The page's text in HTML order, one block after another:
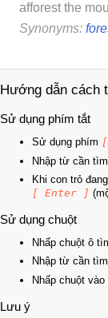
afforest the
Synonyms:
Hướng dẫn cách
Sử dụng phím tắt
Sử dụng phím
Nhập từ cần
Khi con trỏ
[ Enter ]
Sử dụng chuột
Nhấp chuột ô
Nhập từ cần
Nhấp chuột
Lưu ý